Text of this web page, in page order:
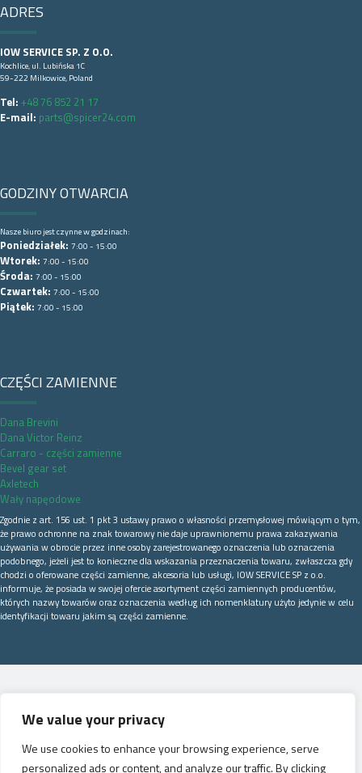
We value your privacy
We use cookies to enhance your browsing experience, serve
personalized ads or content, and analyze our traffic. By clicking
ADRES
IOW SERVICE SP. Z O.O.
Kochlice, ul. Lubińska 1C
59-222 Milkowice, Poland
Tel: +48 76 852 21 17
E-mail: parts@spicer24.com
GODZINY OTWARCIA
Nasze biuro jest czynne w godzinach:
Poniedziałek: 7:00 - 15:00
Wtorek: 7:00 - 15:00
Środa: 7:00 - 15:00
Czwartek: 7:00 - 15:00
Piątek: 7:00 - 15:00
CZĘŚCI ZAMIENNE
Dana Brevini
Dana Victor Reinz
Carraro - części zamienne
Bevel gear set
Axletech
Wały napęodowe
Zgodnie z art. 156 ust. 1 pkt 3 ustawy prawo o własności przemysłowej mówiącym o tym,
że prawo ochronne na znak towarowy nie daje uprawnionemu prawa zakazywania
używania w obrocie przez inne osoby zarejestrowanego oznaczenia lub oznaczenia
podobnego, jeżeli jest to konieczne dla wskazania przeznaczenia towaru, zwłaszcza gdy
chodzi o oferowane części zamienne, akcesoria lub usługi, IOW SERVICE SP z o.o.
informuje, że posiada w swojej ofercie asortyment części zamiennych producentów,
których nazwy towarów oraz oznaczenia według ich nomenklatury użyto jedynie w celu
identyfikacji towaru jakim są części zamienne.